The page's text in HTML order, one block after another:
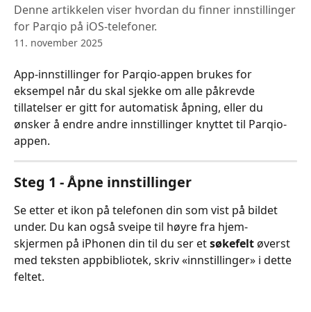
Denne artikkelen viser hvordan du finner innstillinger
for Parqio på iOS-telefoner.
11. november 2025
App-innstillinger for Parqio-appen brukes for
eksempel når du skal sjekke om alle påkrevde
tillatelser er gitt for automatisk åpning, eller du
ønsker å endre andre innstillinger knyttet til Parqio-
appen.
Steg 1 - Åpne innstillinger
Se etter et ikon på telefonen din som vist på bildet
under. Du kan også sveipe til høyre fra hjem-
skjermen på iPhonen din til du ser et søkefelt øverst
med teksten appbibliotek, skriv «innstillinger» i dette
feltet.